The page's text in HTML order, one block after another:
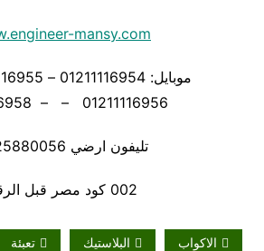
mansy.com
تليفون ارضي 0225880056
002 كود مصر قبل الرقم
الاكواب البلاستيك تعبئة